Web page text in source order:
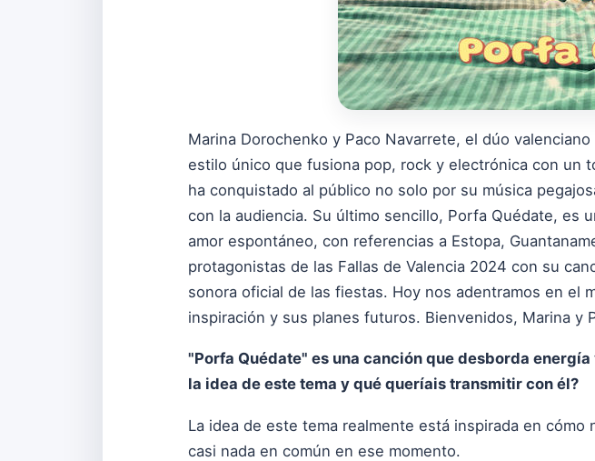
Marina Dorochenko y Paco Navarrete, el dúo
estilo único que fusiona pop, rock y electrónica con un
ha conquistado al público no solo por su música
con la audiencia. Su último sencillo, Porfa Quédate, es
amor espontáneo, con referencias a Estopa,
protagonistas de las Fallas de Valencia 2024 con su
sonora oficial de las fiestas. Hoy nos adentramos en el
inspiración y sus planes futuros. Bienvenidos, Marina y
"Porfa Quédate" es una canción que desborda
la idea de este tema y qué queríais transmitir con él?
La idea de este tema realmente está inspirada en
casi nada en común en ese momento.